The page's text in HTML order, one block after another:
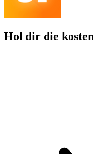
Hol dir die